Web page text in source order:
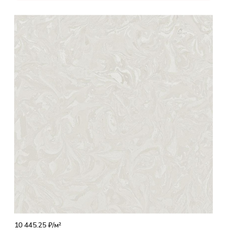
10 445.25 ₽/м²